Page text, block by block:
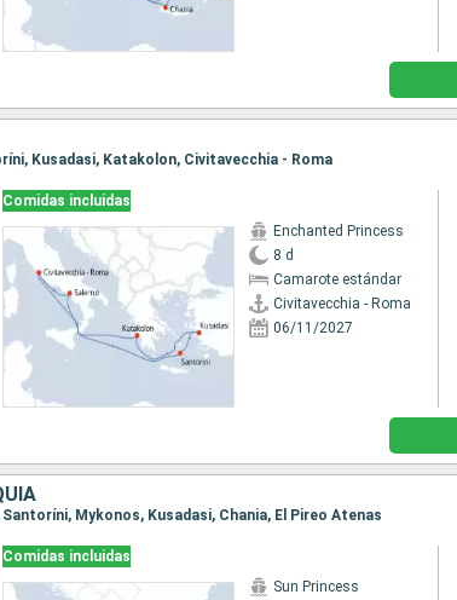
Kusadasi, Katakolon, Civitavecchia - Roma
Comidas incluidas
Enchanted Princess
8 d
Camarote estándar
Civitavecchia - Roma
06/11/2027
Mykonos, Kusadasi, Chania, El Pireo Atenas
Comidas incluidas
Sun Princess